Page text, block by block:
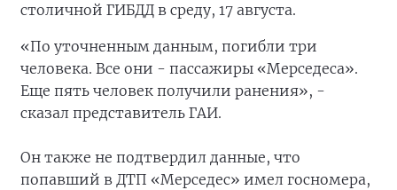
столичной ГИБДД в среду, 17 августа.
«По уточненным данным, погибли три
человека. Все они - пассажиры «Мерседеса».
Еще пять человек получили ранения», -
сказал представитель ГАИ.
Он также не подтвердил данные, что
попавший в ДТП «Мерседес» имел госномера,